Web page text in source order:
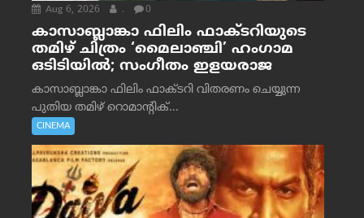
Aug 6, 2026 . 0
കാസാബ്ലാങ്കാ ഫിലിം ഫാക്ടറിയുടെ
തമിഴ് ചിത്രം ‘മൈലാഞ്ചി’ ഹംഗാമ
ഒടിടിയിൽ; സംഗീതം ഇളയരാജ
കാസാബ്ലാങ്കാ ഫിലിം ഫാക്ടറി വിതരണം ചെയ്യുന്ന
പുതിയ തമിഴ് റൊമാന്റിക്...
CINEMA